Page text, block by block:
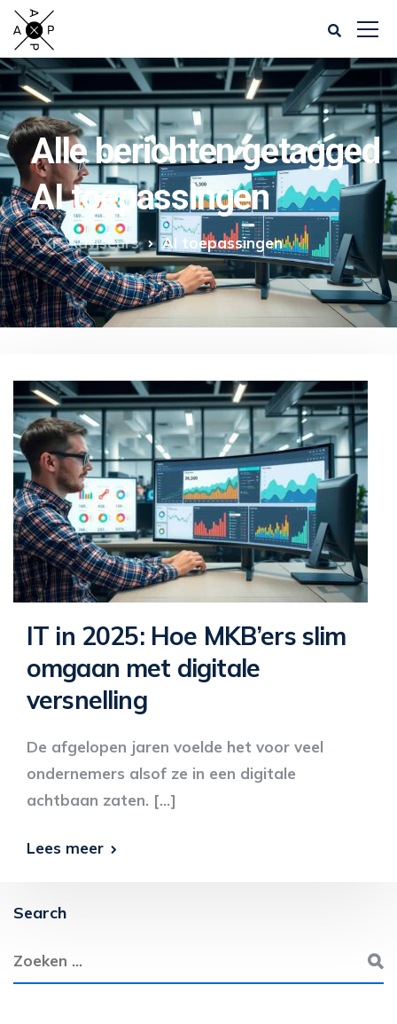
Alle berichten getagged
AI toepassingen
AXP Adviseurs AI toepassingen
IT in 2025: Hoe MKB’ers slim
omgaan met digitale
versnelling
De afgelopen jaren voelde het voor veel
ondernemers alsof ze in een digitale
achtbaan zaten. […]
Lees meer
Search